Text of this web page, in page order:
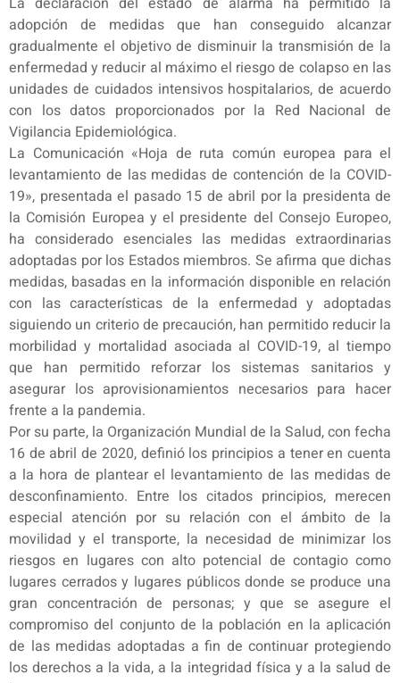
adopción de medidas que han conseguido alcanzar
gradualmente el objetivo de disminuir la transmisión de la
enfermedad y reducir al máximo el riesgo de colapso en las
unidades de cuidados intensivos hospitalarios, de acuerdo
con los datos proporcionados por la Red Nacional de
Vigilancia Epidemiológica.
La Comunicación «Hoja de ruta común europea para el
levantamiento de las medidas de contención de la COVID-
19», presentada el pasado 15 de abril por la presidenta de
la Comisión Europea y el presidente del Consejo Europeo,
ha considerado esenciales las medidas extraordinarias
adoptadas por los Estados miembros. Se afirma que dichas
medidas, basadas en la información disponible en relación
con las características de la enfermedad y adoptadas
siguiendo un criterio de precaución, han permitido reducir la
morbilidad y mortalidad asociada al COVID-19, al tiempo
que han permitido reforzar los sistemas sanitarios y
asegurar los aprovisionamientos necesarios para hacer
frente a la pandemia.
Por su parte, la Organización Mundial de la Salud, con fecha
16 de abril de 2020, definió los principios a tener en cuenta
a la hora de plantear el levantamiento de las medidas de
desconfinamiento. Entre los citados principios, merecen
especial atención por su relación con el ámbito de la
movilidad y el transporte, la necesidad de minimizar los
riesgos en lugares con alto potencial de contagio como
lugares cerrados y lugares públicos donde se produce una
gran concentración de personas; y que se asegure el
compromiso del conjunto de la población en la aplicación
de las medidas adoptadas a fin de continuar protegiendo
los derechos a la vida, a la integridad física y a la salud de